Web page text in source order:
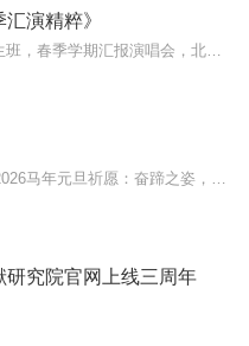
演精粹》
研究院官网上线三周年